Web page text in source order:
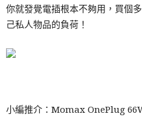
你就發覺電插根本不夠用，買個
己私人物品的負荷！
小編推介：Momax OnePlug